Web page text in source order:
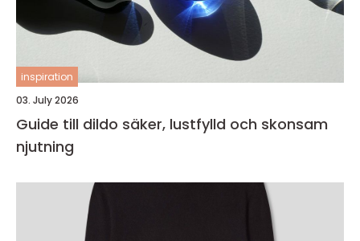
inspiration
03. July 2026
Guide till dildo säker, lustfylld och skonsam
njutning